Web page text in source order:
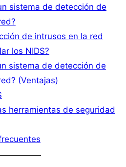
sistema de detección de
de intrusos en la red
los NIDS?
sistema de detección de
(Ventajas)
herramientas de seguridad